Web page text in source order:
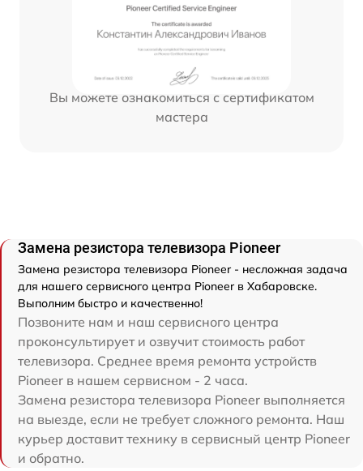
Вы можете ознакомиться с сертификатом
мастера
Замена резистора телевизора Pioneer
Замена резистора телевизора Pioneer - несложная задача
для нашего сервисного центра Pioneer в Хабаровске.
Выполним быстро и качественно!
Позвоните нам и наш сервисного центра
проконсультирует и озвучит стоимость работ
телевизора. Среднее время ремонта устройств
Pioneer в нашем сервисном - 2 часа.
Замена резистора телевизора Pioneer выполняется
на выезде, если не требует сложного ремонта. Наш
курьер доставит технику в сервисный центр Pioneer
и обратно.